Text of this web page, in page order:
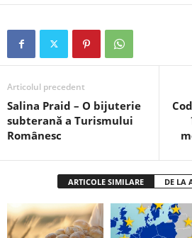
Articolul precedent
Salina Praid – O bijuterie
subterană a Turismului
Românesc
ARTICOLE SIMILARE DE LA